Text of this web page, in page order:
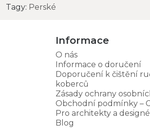
Tagy: Perské
Informace
O nás
Informace o doručení
Doporučení k čištění
koberců
Zásady ochrany
Obchodní podmínky –
Pro architekty a
Blog